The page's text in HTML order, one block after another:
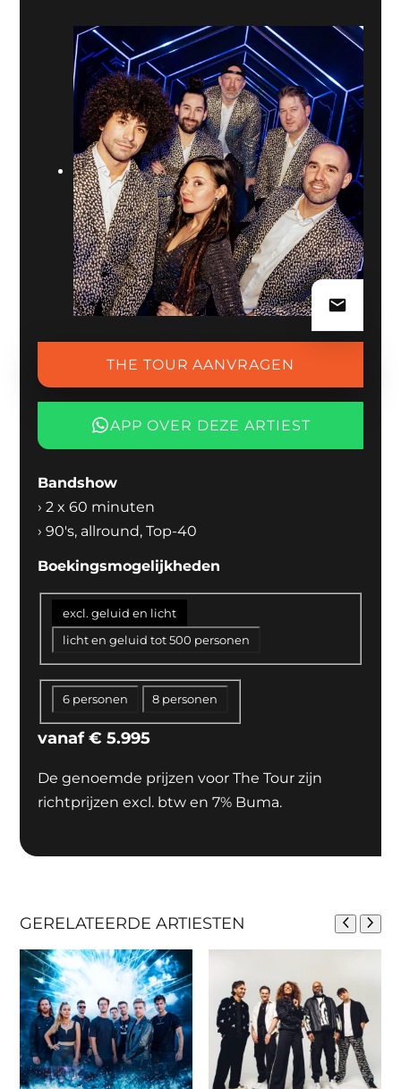
THE TOUR AANVRAGEN
APP OVER DEZE ARTIEST
Bandshow
› 2 x 60 minuten
› 90's, allround, Top-40
Boekingsmogelijkheden
excl. geluid en licht
licht en geluid tot 500 personen
6 personen 8 personen
vanaf€ 5.995
De genoemde prijzen voor The Tour zijn
richtprijzen excl. btw en 7% Buma.
GERELATEERDE ARTIESTEN